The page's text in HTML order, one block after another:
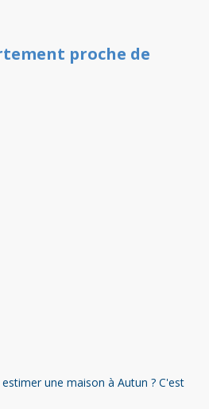
proche de
une maison à Autun ? C'est